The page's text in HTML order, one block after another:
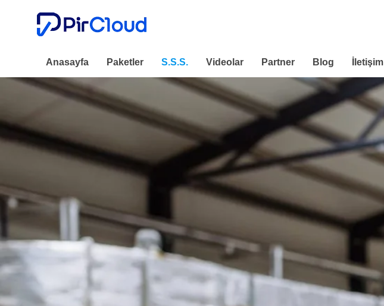
Anasayfa Paketler S.S.S. Videolar Partner Blog İletişim